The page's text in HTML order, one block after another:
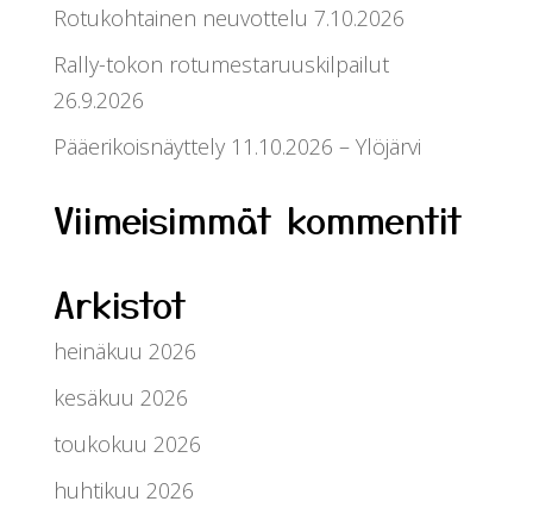
Rotukohtainen neuvottelu 7.10.2026
Rally-tokon rotumestaruuskilpailut
26.9.2026
Pääerikoisnäyttely 11.10.2026 – Ylöjärvi
Viimeisimmät kommentit
Arkistot
heinäkuu 2026
kesäkuu 2026
toukokuu 2026
huhtikuu 2026